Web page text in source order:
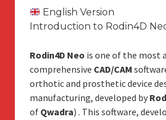
English Version
Introduction to Rodin4D
Rodin4D Neo is one of the most
comprehensive CAD/CAM
orthotic and prosthetic device
manufacturing, developed by
of Qwadra) . This software,